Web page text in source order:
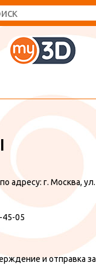
адресу: г. Москва, ул.
45-05
и отправка